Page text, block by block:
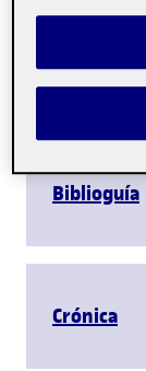
Libreto
Biblioguía
Crónica